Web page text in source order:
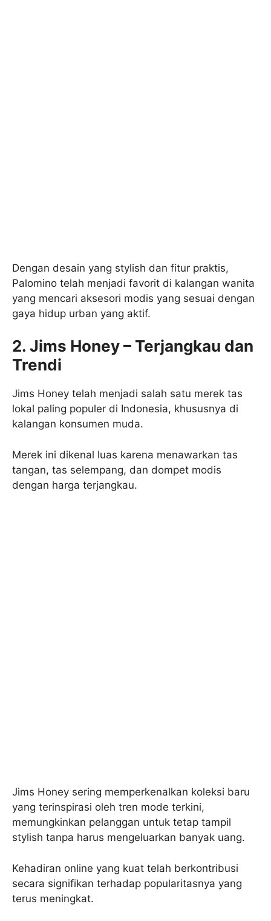
Dengan desain yang stylish dan fitur praktis,
Palomino telah menjadi favorit di kalangan wanita
yang mencari aksesori modis yang sesuai dengan
gaya hidup urban yang aktif.
2. Jims Honey – Terjangkau dan
Trendi
Jims Honey telah menjadi salah satu merek tas
lokal paling populer di Indonesia, khususnya di
kalangan konsumen muda.
Merek ini dikenal luas karena menawarkan tas
tangan, tas selempang, dan dompet modis
dengan harga terjangkau.
Jims Honey sering memperkenalkan koleksi baru
yang terinspirasi oleh tren mode terkini,
memungkinkan pelanggan untuk tetap tampil
stylish tanpa harus mengeluarkan banyak uang.
Kehadiran online yang kuat telah berkontribusi
secara signifikan terhadap popularitasnya yang
terus meningkat.